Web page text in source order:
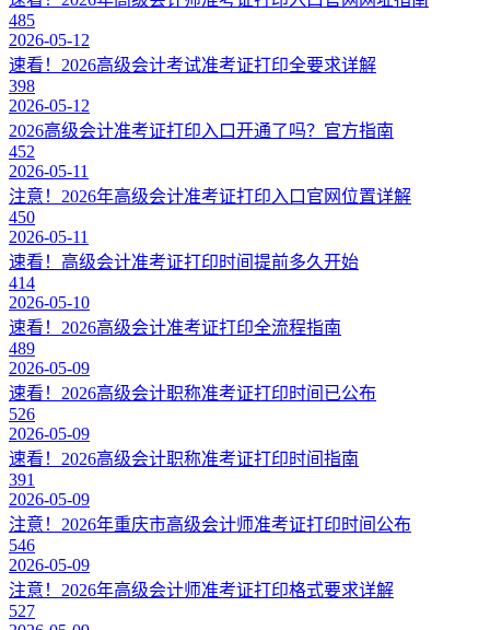
485
2026-05-12
速看！2026高级会计考试准考证打印全要求详解
398
2026-05-12
2026高级会计准考证打印入口开通了吗？官方指南
452
2026-05-11
注意！2026年高级会计准考证打印入口官网位置详解
450
2026-05-11
速看！高级会计准考证打印时间提前多久开始
414
2026-05-10
速看！2026高级会计准考证打印全流程指南
489
2026-05-09
速看！2026高级会计职称准考证打印时间已公布
526
2026-05-09
速看！2026高级会计职称准考证打印时间指南
391
2026-05-09
注意！2026年重庆市高级会计师准考证打印时间公布
546
2026-05-09
注意！2026年高级会计师准考证打印格式要求详解
527